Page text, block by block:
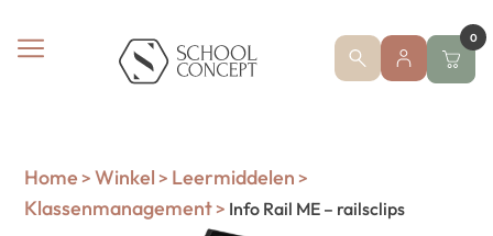
0
Home > Winkel > Leermiddelen >
Klassenmanagement> Info Rail ME – railsclips